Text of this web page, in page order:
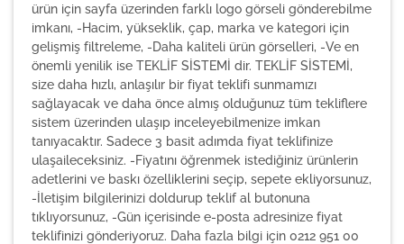
ürün için sayfa üzerinden farklı logo görseli gönderebilme
imkanı, -Hacim, yükseklik, çap, marka ve kategori için
gelişmiş filtreleme, -Daha kaliteli ürün görselleri, -Ve en
önemli yenilik ise TEKLİF SİSTEMİ dir. TEKLİF SİSTEMİ,
size daha hızlı, anlaşılır bir fiyat teklifi sunmamızı
sağlayacak ve daha önce almış olduğunuz tüm tekliflere
sistem üzerinden ulaşıp inceleyebilmenize imkan
tanıyacaktır. Sadece 3 basit adımda fiyat teklifinize
ulaşaileceksiniz. -Fiyatını öğrenmek istediğiniz ürünlerin
adetlerini ve baskı özelliklerini seçip, sepete ekliyorsunuz,
-İletişim bilgilerinizi doldurup teklif al butonuna
tıklıyorsunuz, -Gün içerisinde e-posta adresinize fiyat
teklifinizi gönderiyoruz. Daha fazla bilgi için 0212 951 00